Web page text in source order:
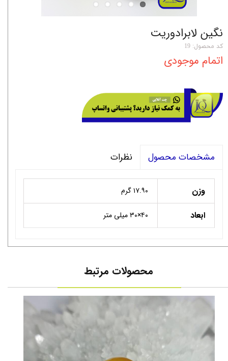
نگین لابرادوریت
کد محصول: 19
اتمام موجودی
مشخصات محصول نظرات
وزن ۱۷.۹۰ گرم
ابعاد ۴۰×۳۰ میلی متر
محصولات مرتبط